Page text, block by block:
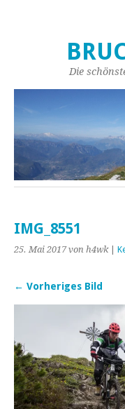
Die
IMG_8551
25. Mai 2017 von h4wk|
← Vorheriges Bild